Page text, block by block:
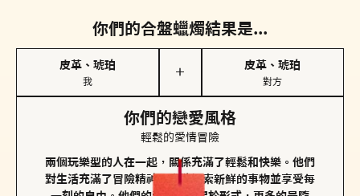
你們的合盤蠟燭結果是...
皮革、琥珀
我
＋
皮革、琥珀
對方
你們的戀愛風格
輕鬆的愛情冒險
兩個玩樂型的人在一起，關係充滿了輕鬆和快樂。他們
對生活充滿了冒險精神，喜歡探索新鮮的事物並享受每